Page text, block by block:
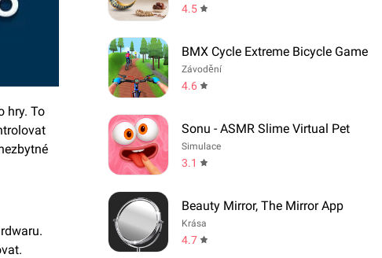
hry. To
4.5
BMX Cycle Extreme Bicycle Game
Závodění
4.6
Sonu - ASMR Slime Virtual Pet
Simulace
3.1
Beauty Mirror, The Mirror App
Krása
4.7